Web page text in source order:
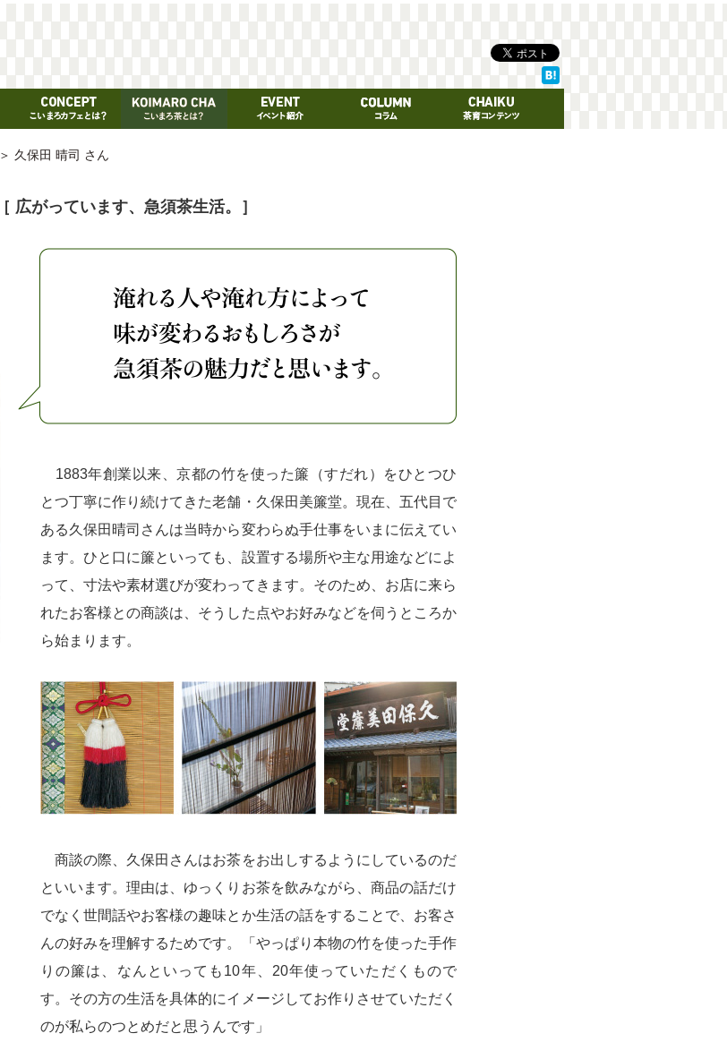
＞ 久保田 晴司 さん
［ 広がっています、急須茶生活。］
1883年創業以来、京都の竹を使った簾（すだれ）をひとつひ
とつ丁寧に作り続けてきた老舗・久保田美簾堂。現在、五代目で
ある久保田晴司さんは当時から変わらぬ手仕事をいまに伝えてい
ます。ひと口に簾といっても、設置する場所や主な用途などによ
って、寸法や素材選びが変わってきます。そのため、お店に来ら
れたお客様との商談は、そうした点やお好みなどを伺うところか
ら始まります。
商談の際、久保田さんはお茶をお出しするようにしているのだ
といいます。理由は、ゆっくりお茶を飲みながら、商品の話だけ
でなく世間話やお客様の趣味とか生活の話をすることで、お客さ
んの好みを理解するためです。「やっぱり本物の竹を使った手作
りの簾は、なんといっても10年、20年使っていただくもので
す。その方の生活を具体的にイメージしてお作りさせていただく
のが私らのつとめだと思うんです」